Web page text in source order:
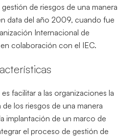
de riesgos de una manera
data del año 2009, cuando fue
Internacional de
colaboración con el IEC.
facilitar a las organizaciones la
los riesgos de una manera
implantación de un marco de
el proceso de gestión de